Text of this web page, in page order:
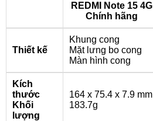
REDMI Note 15 4G
Chính hãng
Thiết kế
Khung cong
Mặt lưng bo cong
Màn hình cong
Kích
thước
Khối
lượng
164 x 75.4 x 7.9 mm
183.7g